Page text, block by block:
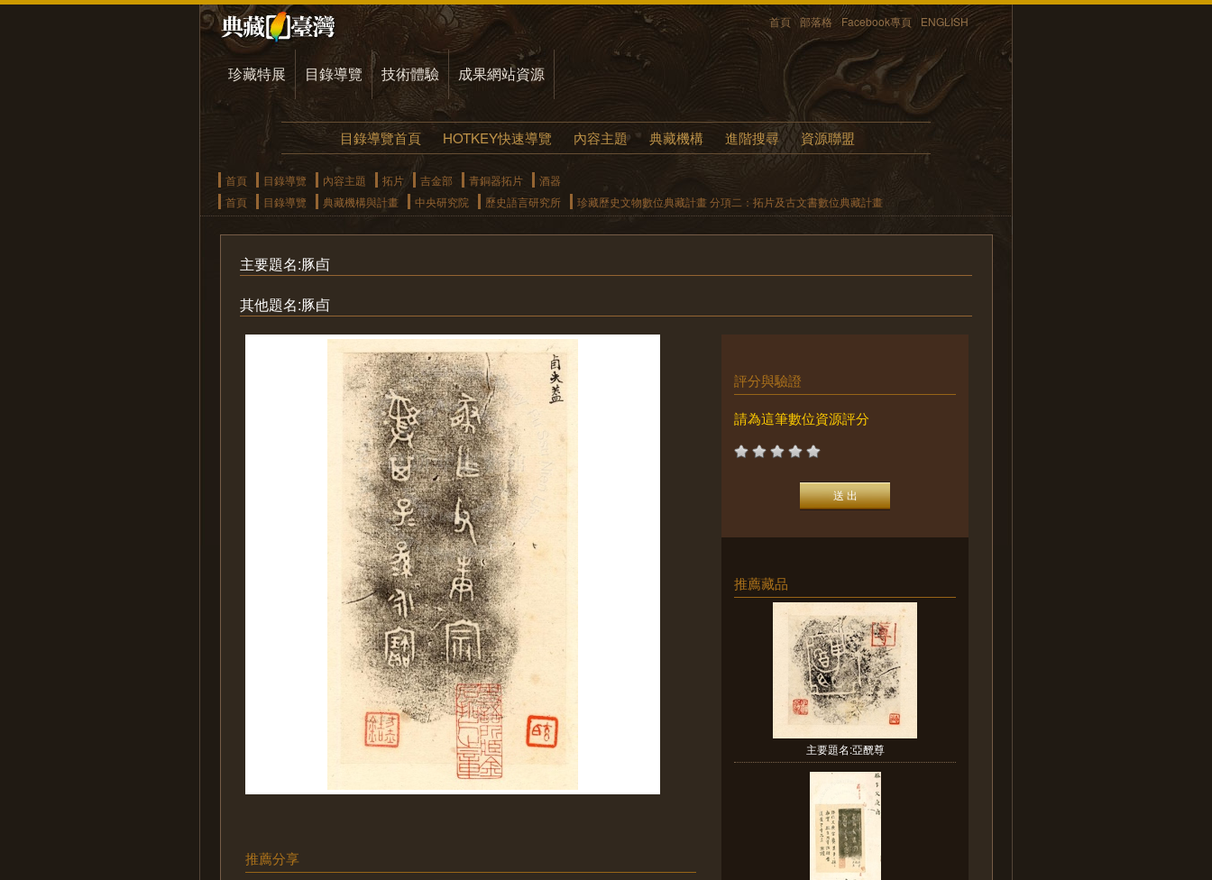
首頁 部落格 Facebook專頁 ENGLISH
珍藏特展 目錄導覽 技術體驗 成果網站資源
目錄導覽首頁 HOTKEY快速導覽 內容主題 典藏機構 進階搜尋 資源聯盟
首頁 目錄導覽 內容主題 拓片 吉金部 青銅器拓片
酒器
首頁
目錄導覽 典藏機構與計畫 中央研究院 歷史語言研究所 珍藏歷史文物數位典藏計畫 分項二：拓片及古文書數位典藏計畫
主要題名:豚卣
其他題名:豚卣
推薦分享
評分與驗證
請為這筆數位資源評分
推薦藏品
主要題名:亞䣴尊